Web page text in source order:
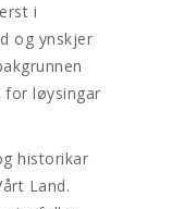
i
og ynskjer
løysingar
historikar
Land.